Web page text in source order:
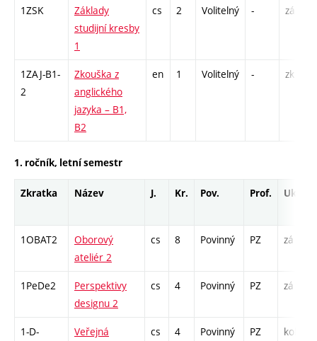
1ZSK
Základy
studijní kresby
1
cs 2 Volitelný - zá
1ZAJ-B1-
2
Zkouška z
anglického
jazyka – B1,
B2
en 1 Volitelný - zk
1. ročník, letní semestr
Zkratka Název J. Kr. Pov. Prof. Uk.
1OBAT2
Oborový
ateliér 2
cs 8 Povinný PZ zá
1PeDe2
Perspektivy
designu 2
cs 4 Povinný PZ zá
1-D-
Veřejná
cs 4 Povinný PZ kol